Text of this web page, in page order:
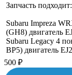
Запчасть подходит:
Subaru Impreza
(GH8) двигатель
Subaru Legacy 4
BP5) двигатель
500 ₽